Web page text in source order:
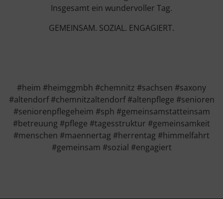
Insgesamt ein wundervoller Tag.
GEMEINSAM. SOZIAL. ENGAGIERT.
#heim #heimggmbh #chemnitz #sachsen #saxony
#altendorf #chemnitzaltendorf #altenpflege #senioren
#seniorenpflegeheim #sph #gemeinsamstatteinsam
#betreuung #pflege #tagesstruktur #gemeinsamkeit
#menschen #maennertag #herrentag #himmelfahrt
#gemeinsam #sozial #engagiert